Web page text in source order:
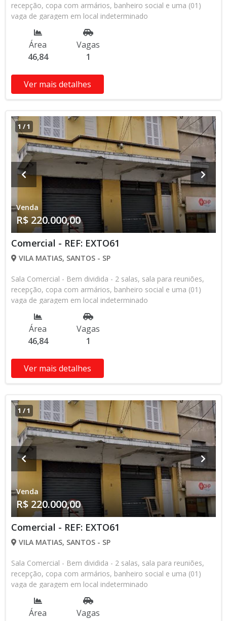
recepção, copa com armários, banheiro social e uma (01)
vaga de garagem em local indeterminado
Área
46,84
Vagas
1
Ver mais detalhes
1 /1
Venda
R$ 220.000,00
Comercial - REF: EXTO61
VILA MATIAS, SANTOS - SP
Sala Comercial - Bem dividida - 2 salas, sala para reuniões,
recepção, copa com armários, banheiro social e uma (01)
vaga de garagem em local indeterminado
Área
46,84
Vagas
1
Ver mais detalhes
1 /1
Venda
R$ 220.000,00
Comercial - REF: EXTO61
VILA MATIAS, SANTOS - SP
Sala Comercial - Bem dividida - 2 salas, sala para reuniões,
recepção, copa com armários, banheiro social e uma (01)
vaga de garagem em local indeterminado
Área
Vagas